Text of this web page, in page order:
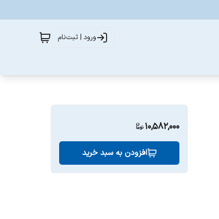
ورود | ثبت‌نام
10,582,000
افزودن به سبد خرید